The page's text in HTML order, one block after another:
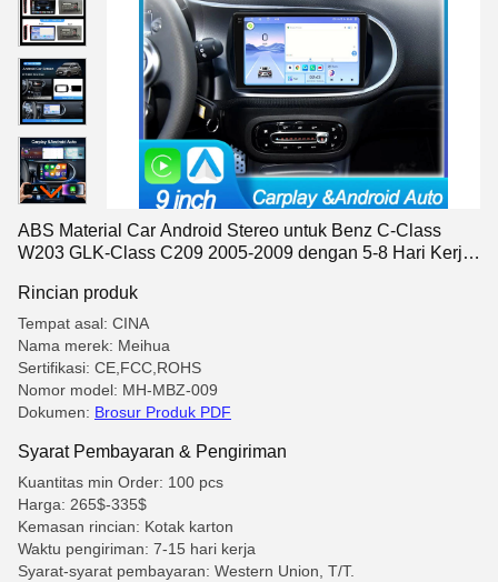
ABS Material Car Android Stereo untuk Benz C-Class
W203 GLK-Class C209 2005-2009 dengan 5-8 Hari Kerja
Rincian produk
Tempat asal: CINA
Nama merek: Meihua
Sertifikasi: CE,FCC,ROHS
Nomor model: MH-MBZ-009
Dokumen: Brosur Produk PDF
Syarat Pembayaran & Pengiriman
Kuantitas min Order: 100 pcs
Harga: 265$-335$
Kemasan rincian: Kotak karton
Waktu pengiriman: 7-15 hari kerja
Syarat-syarat pembayaran: Western Union, T/T.